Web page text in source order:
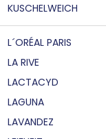
KUSCHELWEICH
L´ORÉAL PARIS
LA RIVE
LACTACYD
LAGUNA
LAVANDEZ